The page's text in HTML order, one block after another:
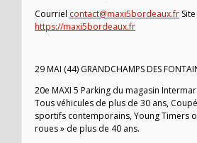
Courriel contact@maxi5bordeaux.fr
https://maxi5bordeaux.fr
29 MAI (44) GRANDCHAMPS DES
20e MAXI 5 Parking du magasin
Tous véhicules de plus de 30 ans,
sportifs contemporains, Young Timers
roues » de plus de 40 ans.